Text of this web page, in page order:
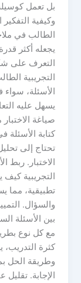
بل تعمل
وكيفية
الطالب في
يجعله أكثر
التعرف على
التجريبية
الأسئلة،
يسهل عليه
صياغة
كتابة الأسئلة
تحتاج إلى
الاختبار. ربط
التجريبية كيف
تطبيقية، مما
والسؤال.
بين الأسئلة
مع كل نوع
كثرة
وطريقة الحل
الإجابة.